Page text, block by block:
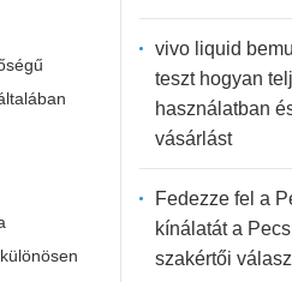
vivo liquid
teszt hogyan
használatban
vásárlást
Fedezze fel a
kínálatát a
szakértői